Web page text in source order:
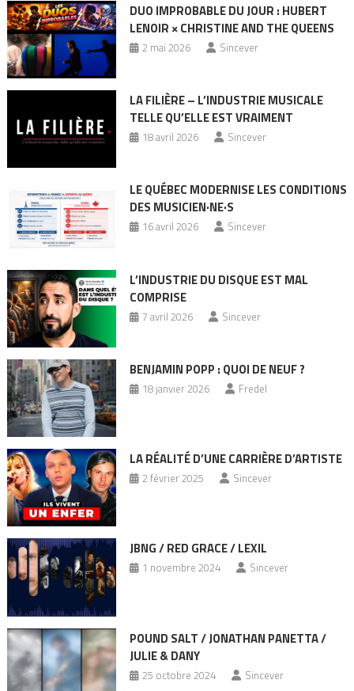
DUO IMPROBABLE DU JOUR : HUBERT
LENOIR × CHRISTINE AND THE QUEENS
2 mai 2026 Sincever
LA FILIÈRE – L’INDUSTRIE MUSICALE
TELLE QU’ELLE EST VRAIMENT
18 avril 2026 Sincever
LE QUÉBEC MODERNISE LES CONDITIONS
DES MUSICIEN·NE·S
16 avril 2026 Sincever
L’INDUSTRIE DU DISQUE EST MAL
COMPRISE
7 avril 2026 Sincever
BENJAMIN POPP : QUOI DE NEUF ?
18 janvier 2026 Fredel
LA RÉALITÉ D’UNE CARRIÈRE D’ARTISTE
2 février 2025 Sincever
JBNG / RED GRACE / LEXIL
1 novembre 2024 Sincever
POUND SALT / JONATHAN PANETTA /
JULIE & DANY
25 octobre 2024 Sincever